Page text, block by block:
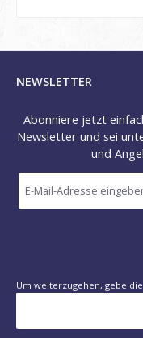
NEWSLETTER
Abonniere jetzt
Newsletter und sei
und
E-
Mail-
Um weiterzugehen, gebe